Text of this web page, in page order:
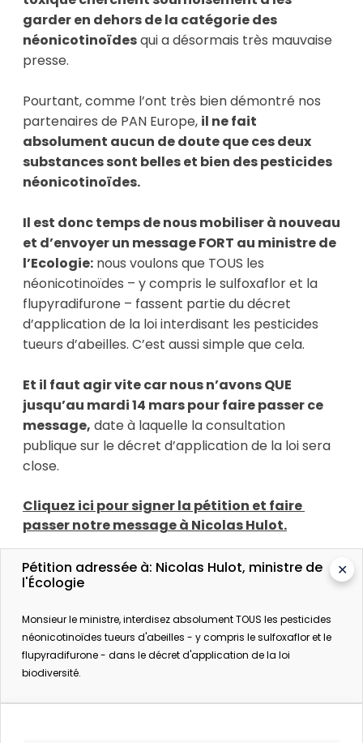
garder en dehors de la catégorie des
néonicotinoïdes qui a désormais très mauvaise
presse.
Pourtant, comme l’ont très bien démontré nos
partenaires de PAN Europe, il ne fait
absolument aucun de doute que ces deux
substances sont belles et bien des pesticides
néonicotinoïdes.
Il est donc temps de nous mobiliser à nouveau
et d’envoyer un message FORT au ministre de
l’Ecologie: nous voulons que TOUS les
néonicotinoïdes – y compris le sulfoxaflor et la
flupyradifurone – fassent partie du décret
d’application de la loi interdisant les pesticides
tueurs d’abeilles. C’est aussi simple que cela.
Et il faut agir vite car nous n’avons QUE
jusqu’au mardi 14 mars pour faire passer ce
message, date à laquelle la consultation
publique sur le décret d’application de la loi sera
close.
Cliquez ici pour signer la pétition et faire
passer notre message à Nicolas Hulot.
Ces pesticides tueurs d’abeilles sont non
seulement en train d’exterminer les pollinisateurs,
environnement, menaçant aussi des papillons,
oiseaux, insectes aquatiques… la liste est longue !
L’année dernière, l’exemplaire mobilisation des
ONG et de plus de 500.000 membres SumOfUs
✕
Pétition adressée à: Nicolas Hulot, ministre de
l'Écologie
Monsieur le ministre, interdisez absolument TOUS les pesticides
néonicotinoïdes tueurs d'abeilles - y compris le sulfoxaflor et le
flupyradifurone - dans le décret d'application de la loi
biodiversité.